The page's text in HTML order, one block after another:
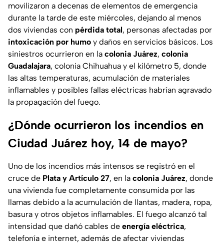
movilizaron a decenas de elementos de emergencia
durante la tarde de este miércoles, dejando al menos
dos viviendas con pérdida total, personas afectadas por
intoxicación por humo y daños en servicios básicos. Los
siniestros ocurrieron en la colonia Juárez, colonia
Guadalajara, colonia Chihuahua y el kilómetro 5, donde
las altas temperaturas, acumulación de materiales
inflamables y posibles fallas eléctricas habrían agravado
la propagación del fuego.
¿Dónde ocurrieron los incendios en
Ciudad Juárez hoy, 14 de mayo?
Uno de los incendios más intensos se registró en el
cruce de Plata y Artículo 27, en la colonia Juárez, donde
una vivienda fue completamente consumida por las
llamas debido a la acumulación de llantas, madera, ropa,
basura y otros objetos inflamables. El fuego alcanzó tal
intensidad que dañó cables de energía eléctrica,
telefonía e internet, además de afectar viviendas